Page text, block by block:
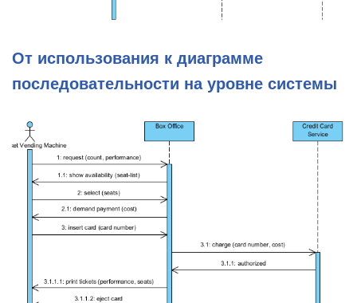
От использования к диаграмме
последовательности на уровне системы